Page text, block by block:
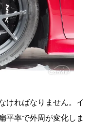
ければなりません。イ
平率で外周が変化しま